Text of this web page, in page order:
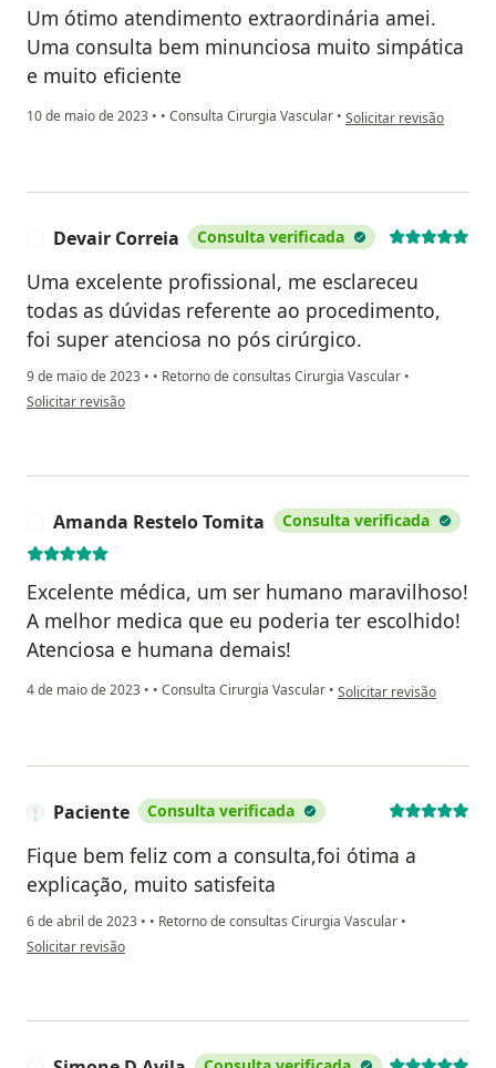
Um ótimo atendimento extraordinária amei.
Uma consulta bem minunciosa muito simpática
e muito eficiente
10 de maio de 2023 • • Consulta Cirurgia Vascular • na opinião do utilizador
Solicitar revisão
Devair Correia Consulta verificada
Uma excelente profissional, me esclareceu
todas as dúvidas referente ao procedimento,
foi super atenciosa no pós cirúrgico.
9 de maio de 2023 • • Retorno de consultas Cirurgia Vascular •
na opinião do utilizador Devair Correia
Solicitar revisão
Amanda Restelo Tomita Consulta verificada
Excelente médica, um ser humano maravilhoso!
A melhor medica que eu poderia ter escolhido!
Atenciosa e humana demais!
4 de maio de 2023 • • Consulta Cirurgia Vascular • na opinião do utilizador
Solicitar revisão
Paciente Consulta verificada
Fique bem feliz com a consulta,foi ótima a
explicação, muito satisfeita
6 de abril de 2023 • • Retorno de consultas Cirurgia Vascular •
na opinião do utilizador Paciente
Solicitar revisão